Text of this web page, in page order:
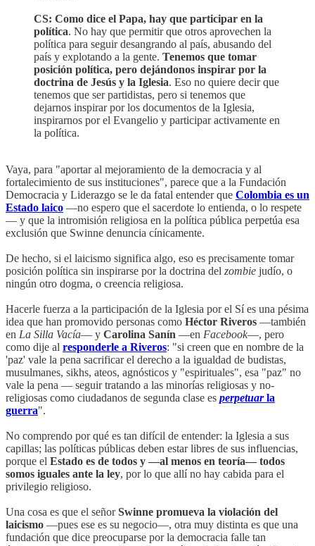
CS: Como dice el Papa, hay que participar en la
política. No hay que permitir que otros aprovechen la
política para seguir desangrando al país, abusando del
país y explotando a la gente. Tenemos que tomar
posición política, pero dejándonos inspirar por la
doctrina de Jesús y la Iglesia. Eso no quiere decir que
tenemos que ser partidistas, pero si tenemos que
dejarnos inspirar por los documentos de la Iglesia,
inspirarnos por el Evangelio y participar activamente en
la política.
Vaya, para "aportar al mejoramiento de la democracia y al
fortalecimiento de sus instituciones", parece que a la Fundación
Democracia y Liderazgo se le da fatal entender que Colombia es un
Estado laico —no espero que el sacerdote lo entienda, o lo respete
— y que la intromisión religiosa en la política pública perpetúa esa
exclusión que Swinne denuncia cínicamente.
De hecho, si el laicismo significa algo, eso es precisamente tomar
posición política sin inspirarse por la doctrina del zombie judío, o
ningún otro dogma, o creencia religiosa.
Hacerle fuerza a la participación de la Iglesia por el Sí es una pésima
idea que han promovido personas como Héctor Riveros —también
en La Silla Vacía— y Carolina Sanín —en Facebook—, pero
como dije al responderle a Riveros: "si creen que en nombre de la
'paz' vale la pena sacrificar el derecho a la igualdad de budistas,
musulmanes, sikhs, ateos, agnósticos y "espirituales", esa "paz" no
vale la pena — seguir tratando a las minorías religiosas y no-
religiosas como ciudadanos de segunda clase es perpetuarla
guerra".
No comprendo por qué es tan difícil de entender: la Iglesia a sus
capillas; las políticas públicas deben estar libres de sus influencias,
porque el Estado es de todos y —al menos en teoría— todos
somos iguales ante la ley, por lo que allí no hay cabida para el
privilegio religioso.
Una cosa es que el señorSwinne promueva la violación del
laicismo —pues ese es su negocio—, otra muy distinta es que una
fundación que dice preocuparse por la democracia falle tan